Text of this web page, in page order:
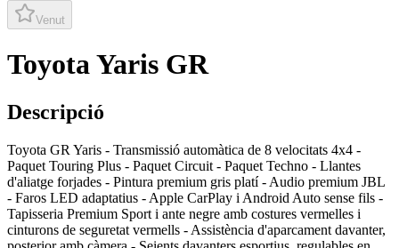
Venut
Toyota Yaris GR
Descripció
Toyota GR Yaris - Transmissió automàtica de 8 velocitats 4x4 -
Paquet Touring Plus - Paquet Circuit - Paquet Techno - Llantes
d'aliatge forjades - Pintura premium gris platí - Audio premium JBL
- Faros LED adaptatius - Apple CarPlay i Android Auto sense fils -
Tapisseria Premium Sport i ante negre amb costures vermelles i
cinturons de seguretat vermells - Assistència d'aparcament davanter,